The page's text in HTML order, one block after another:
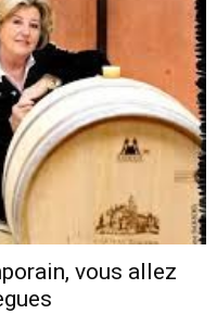
vous allez